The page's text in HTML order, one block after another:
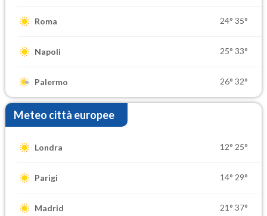
Roma 24° 35°
Napoli 25° 33°
Palermo 26° 32°
Meteo città europee
Londra 12° 25°
Parigi 14° 29°
Madrid 21° 37°